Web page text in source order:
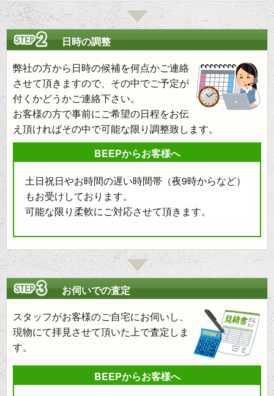
日時の調整
弊社の方から日時の候補を何点かご連絡
させて頂きますので、その中でご予定が
付くかどうかご連絡下さい。
お客様の方で事前にご希望の日程をお伝
え頂ければその中で可能な限り調整致します。
BEEPからお客様へ
土日祝日やお時間の遅い時間帯（夜9時からなど）
もお受けしております。
可能な限り柔軟にご対応させて頂きます。
お伺いでの査定
スタッフがお客様のご自宅にお伺いし、
現物にて拝見させて頂いた上で査定しま
す。
BEEPからお客様へ